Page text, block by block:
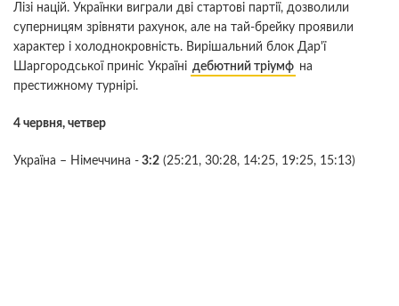
Лізі націй. Українки виграли дві стартові партії, дозволили
суперницям зрівняти рахунок, але на тай-брейку проявили
характер і холоднокровність. Вирішальний блок Дар'ї
Шаргородської приніс Україні дебютний тріумф на
престижному турнірі.
4 червня, четвер
Україна – Німеччина - 3:2 (25:21, 30:28, 14:25, 19:25, 15:13)